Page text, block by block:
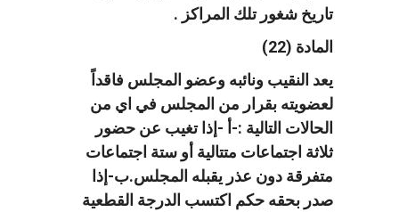
تاريخ شغور تلك المراكز .
المادة (22)
يعد النقيب ونائبه وعضو المجلس فاقداً
لعضويته بقرار من المجلس في اي من
الحالات التالية :-أ -إذا تغيب عن حضور
ثلاثة اجتماعات متتالية أو ستة اجتماعات
متفرقة دون عذر يقبله المجلس.ب-إذا
صدر بحقه حكم اكتسب الدرجة القطعية